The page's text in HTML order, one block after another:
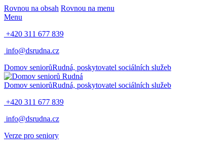
Rovnou na obsah Rovnou na menu
Menu
+420 311 677 839
info@dsrudna.cz
Domov seniorůRudná, poskytovatel sociálních služeb
Domov seniorůRudná, poskytovatel sociálních služeb
+420 311 677 839
info@dsrudna.cz
Verze pro seniory